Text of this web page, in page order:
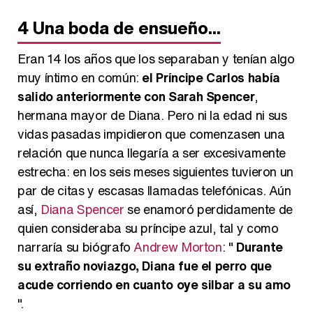
4Una boda de ensueño...
Eran 14 los años que los separaban y tenían algo
muy íntimo en común: el Príncipe Carlos había
salido anteriormente con Sarah Spencer,
hermana mayor de Diana. Pero ni la edad ni sus
vidas pasadas impidieron que comenzasen una
relación que nunca llegaría a ser excesivamente
estrecha: en los seis meses siguientes tuvieron un
par de citas y escasas llamadas telefónicas. Aún
así, Diana Spencer se enamoró perdidamente de
quien consideraba su príncipe azul, tal y como
narraría su biógrafoAndrew Morton: " Durante
su extraño noviazgo, Diana fue el perro que
acude corriendo en cuanto oye silbar a su amo
".